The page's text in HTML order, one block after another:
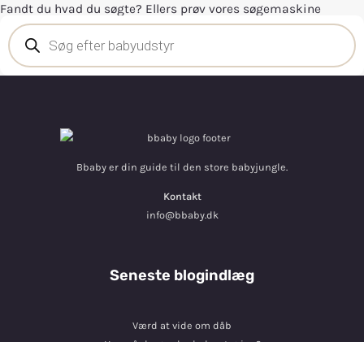
Fandt du hvad du søgte? Ellers prøv vores søgemaskine
Bbaby er din guide til den store babyjungle.
Kontakt
info@bbaby.dk
Seneste blogindlæg
Værd at vide om dåb